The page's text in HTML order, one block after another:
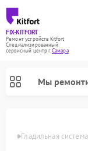
FIX-KITFORT
Ремонт устройств Kitfort
Специализированный
cервисный центр г.Самара
Мы
Гладильная